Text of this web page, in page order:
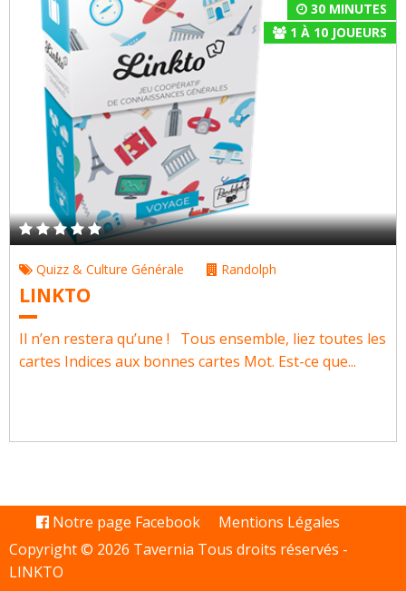
30 MINUTES
1 À 10JOUEURS
Quizz & Culture Générale Randolph
LINKTO
Il n’en restera qu’une ! Tous ensemble, liez toutes les
cartes Indices aux bonnes cartes Mot. Est-ce que...
Notre page Facebook
Mentions Légales
Copyright © 2026 Tavernia Tous droits réservés -
LINKTO